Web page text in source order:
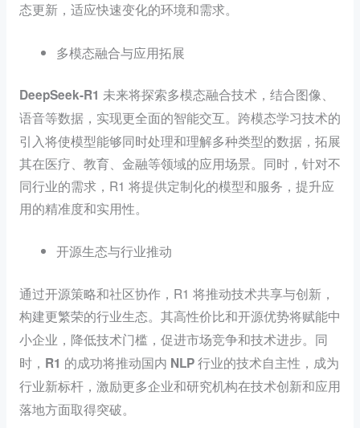
态更新，适应快速变化的环境和需求。
多模态融合与应用拓展
DeepSeek-R1 未来将探索多模态融合技术，结合图像、
语音等数据，实现更全面的智能交互。 跨模态学习技术的
引入将使模型能够同时处理和理解多种类型的数据，拓展
其在医疗、教育、金融等领域的应用场景。同时，针对不
同行业的需求，R1 将提供定制化的模型和服务，提升应
用的精准度和实用性。
开源生态与行业推动
通过开源策略和社区协作，R1 将推动技术共享与创新，
构建更繁荣的行业生态。 其高性价比和开源优势将赋能中
小企业，降低技术门槛，促进市场竞争和技术进步。同
时，R1 的成功将推动国内 NLP 行业的技术自主性，成为
行业新标杆， 激励更多企业和研究机构在技术创新和应用
落地方面取得突破。